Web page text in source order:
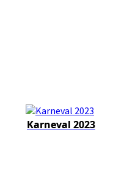
Karneval 2023